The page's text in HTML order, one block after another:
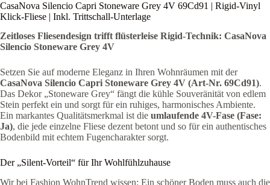
CasaNova Silencio Capri Stoneware Grey 4V 69Cd91 | Rigid-Vinyl
Klick-Fliese | Inkl. Trittschall-Unterlage
Zeitloses Fliesendesign trifft flüsterleise Rigid-Technik: CasaNova
Silencio Stoneware Grey 4V
Setzen Sie auf moderne Eleganz in Ihren Wohnräumen mit der
CasaNova Silencio Capri Stoneware Grey 4V (Art-Nr. 69Cd91).
Das Dekor „Stoneware Grey“ fängt die kühle Souveränität von edlem
Stein perfekt ein und sorgt für ein ruhiges, harmonisches Ambiente.
Ein markantes Qualitätsmerkmal ist die umlaufende 4V-Fase (Fase:
Ja), die jede einzelne Fliese dezent betont und so für ein authentisches
Bodenbild mit echtem Fugencharakter sorgt.
Der „Silent-Vorteil“ für Ihr Wohlfühlzuhause
Wir bei Fashion WohnTrend wissen: Ein schöner Boden muss auch die